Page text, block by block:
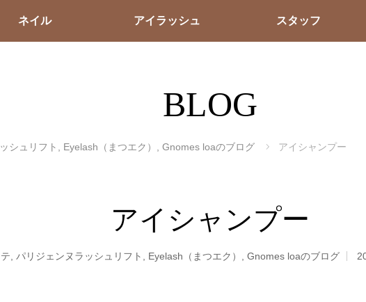
ネイル アイラッシュ スタッフ
BLOG
シュリフト Eyelash（まつエク） Gnomes loaのブログ アイシャンプー
アイシャンプー
パリジェンヌラッシュリフト Eyelash（まつエク） Gnomes loaのブログ